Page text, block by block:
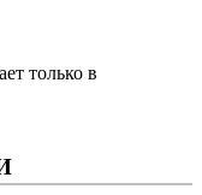
только в